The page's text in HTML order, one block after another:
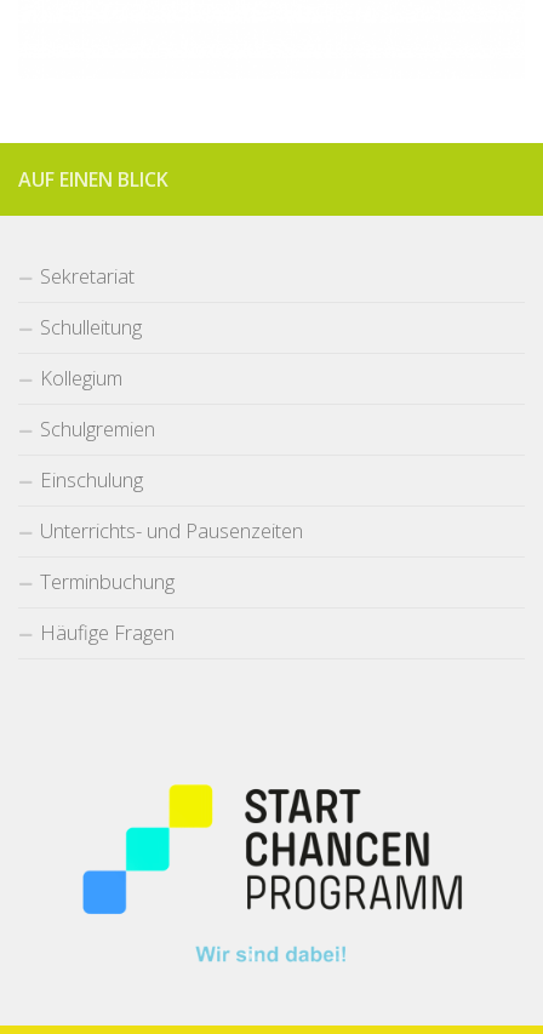
AUF EINEN BLICK
Sekretariat
Schulleitung
Kollegium
Schulgremien
Einschulung
Unterrichts- und Pausenzeiten
Terminbuchung
Häufige Fragen